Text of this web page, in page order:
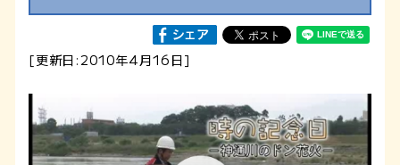
[更新日:2010年4月16日]